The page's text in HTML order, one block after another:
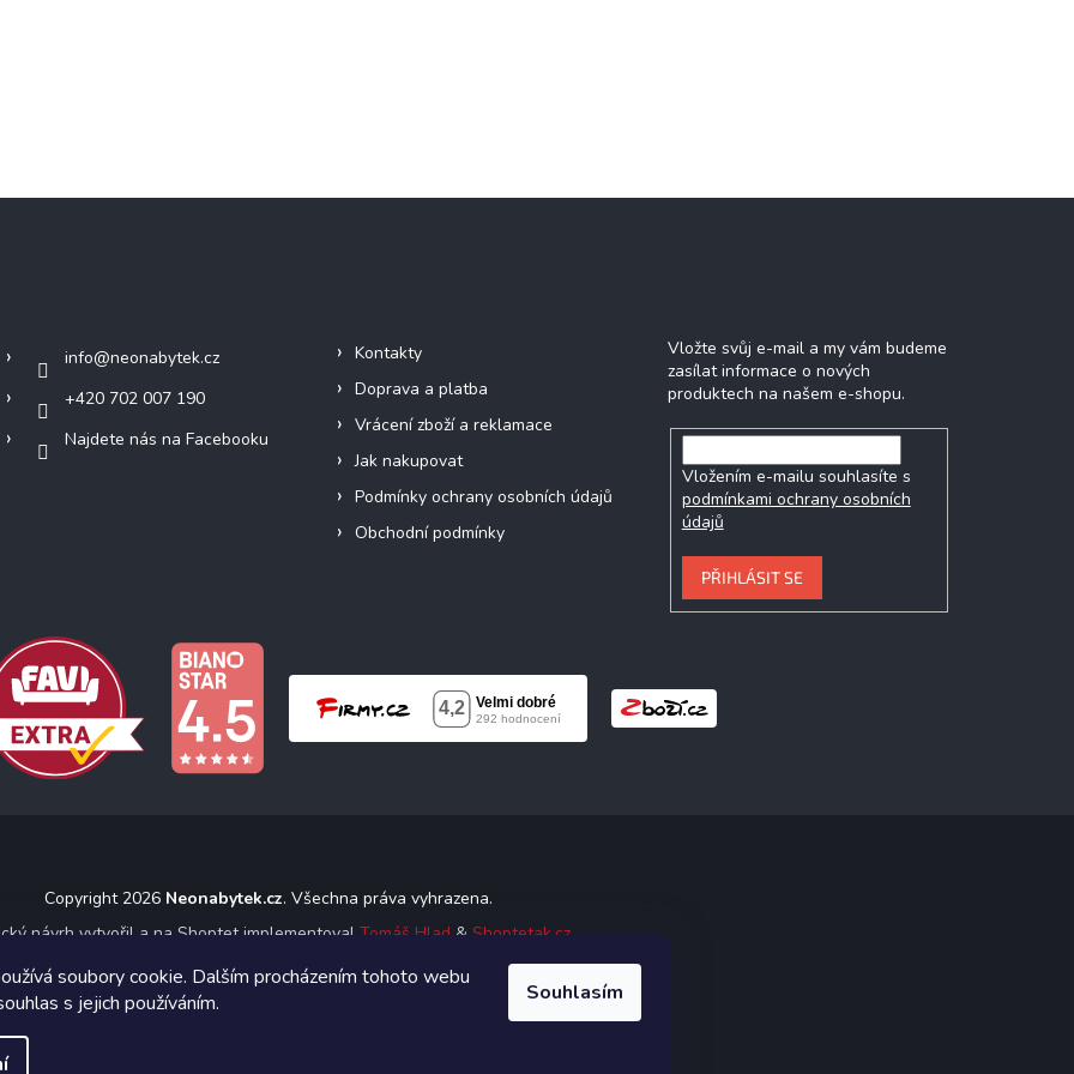
soubory cookie. Dalším procházením tohoto webu
s jejich používáním.
Souhlasím
info@neonabytek.cz
+420 702 007 190
Najdete nás na Facebooku
Kontakty
Doprava a platba
Vrácení zboží a reklamace
Jak nakupovat
Podmínky ochrany osobních údajů
Obchodní podmínky
Vložte svůj e-mail a my vám budeme
zasílat informace o nových
produktech na našem e-shopu.
Vložením e-mailu souhlasíte s
podmínkami ochrany osobních
údajů
PŘIHLÁSIT SE
Copyright 2026 Neonabytek.cz. Všechna práva vyhrazena.
návrh vytvořil a na Shoptet implementoval Tomáš Hlad & Shoptetak.cz.
Vytvořil Shoptet